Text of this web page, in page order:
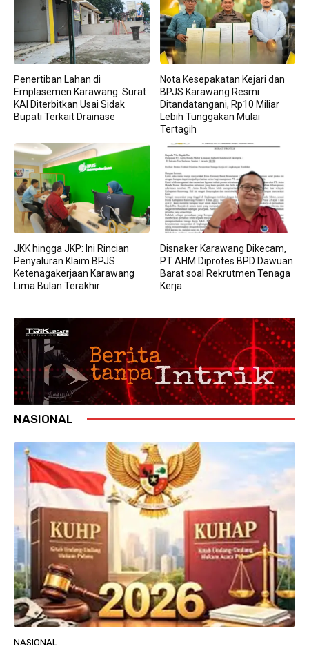
Penertiban Lahan di
Emplasemen Karawang: Surat
KAI Diterbitkan Usai Sidak
Bupati Terkait Drainase
Nota Kesepakatan Kejari dan
BPJS Karawang Resmi
Ditandatangani, Rp10 Miliar
Lebih Tunggakan Mulai
Tertagih
JKK hingga JKP: Ini Rincian
Penyaluran Klaim BPJS
Ketenagakerjaan Karawang
Lima Bulan Terakhir
Disnaker Karawang Dikecam,
PT AHM Diprotes BPD Dawuan
Barat soal Rekrutmen Tenaga
Kerja
NASIONAL
NASIONAL